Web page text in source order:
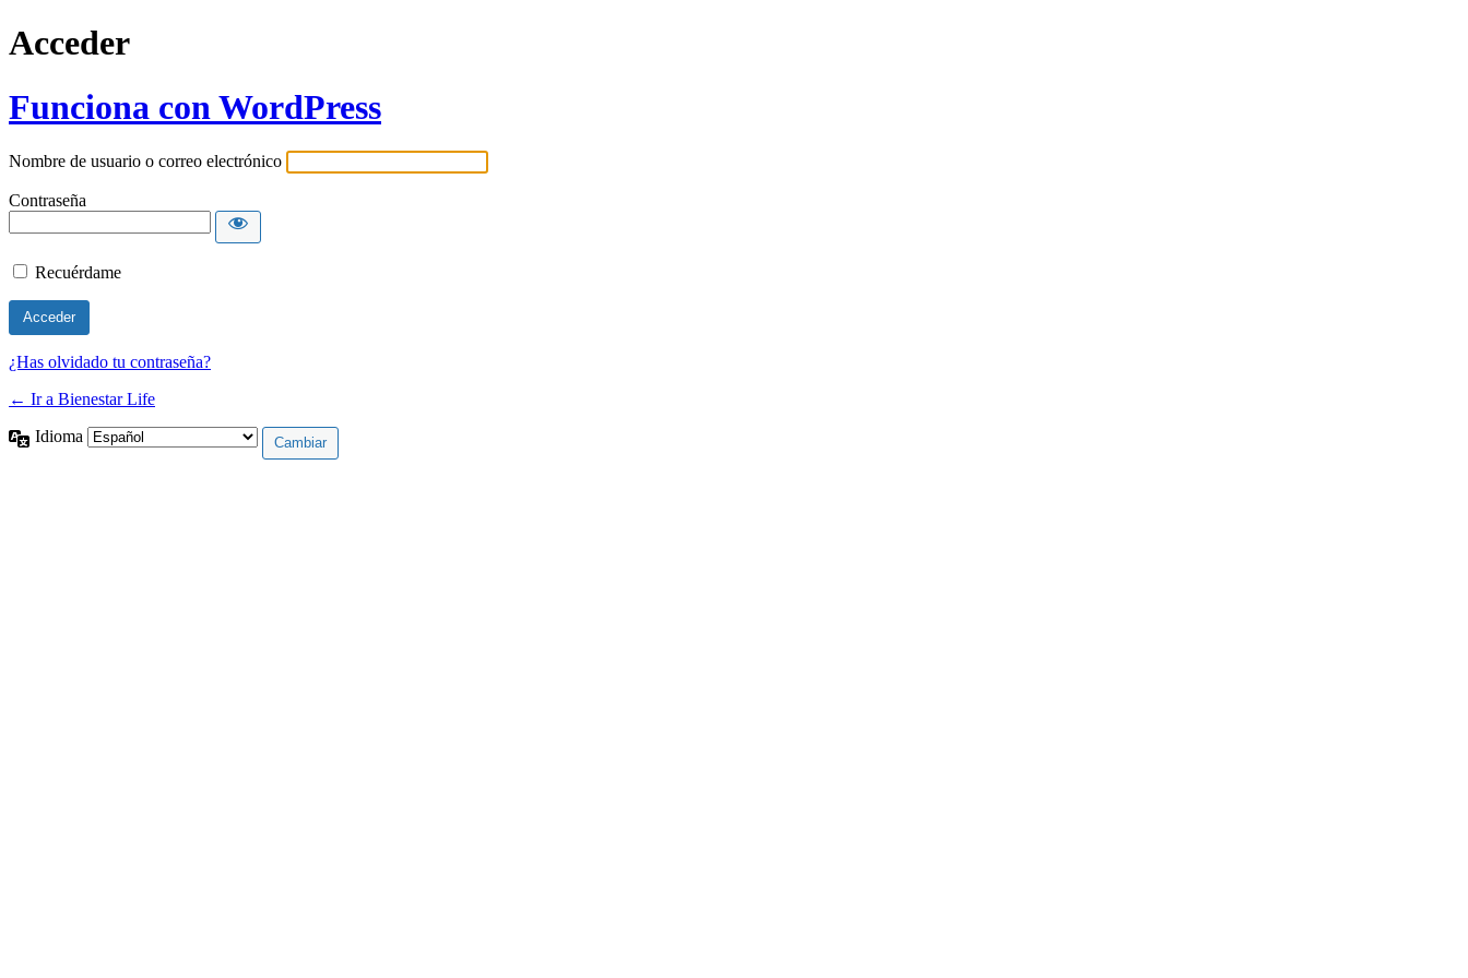
Acceder
Funciona con WordPress
Nombre de usuario o correo electrónico
Contraseña
Recuérdame
¿Has olvidado tu contraseña?
← Ir a Bienestar Life
Idioma